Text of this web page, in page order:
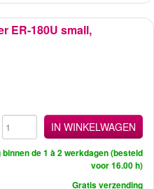
ER-180U small,
IN WINKELWAGEN
de 1 à 2 werkdagen (besteld
voor 16.00 h)
Gratis verzending